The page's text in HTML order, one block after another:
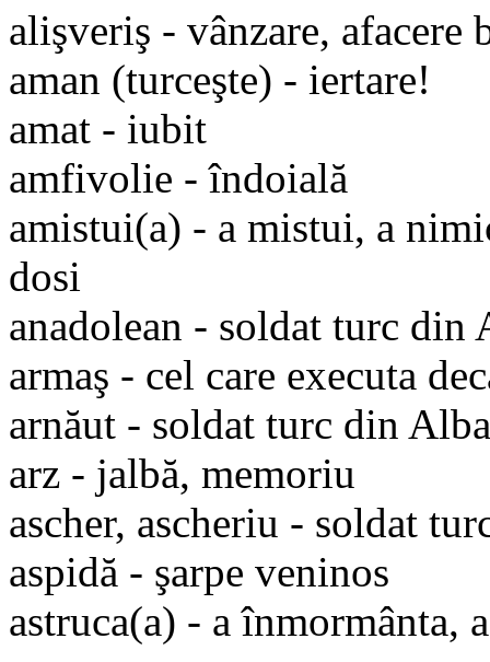
alişveriş - vânzare, afacere
aman (turceşte) - iertare!
amat - iubit
amfivolie - îndoială
amistui(a) - a mistui, a
dosi
anadolean - soldat turc din
armaş - cel care executa
arnăut - soldat turc din
arz - jalbă, memoriu
ascher, ascheriu - soldat
aspidă - şarpe veninos
astruca(a) - a înmormânta,